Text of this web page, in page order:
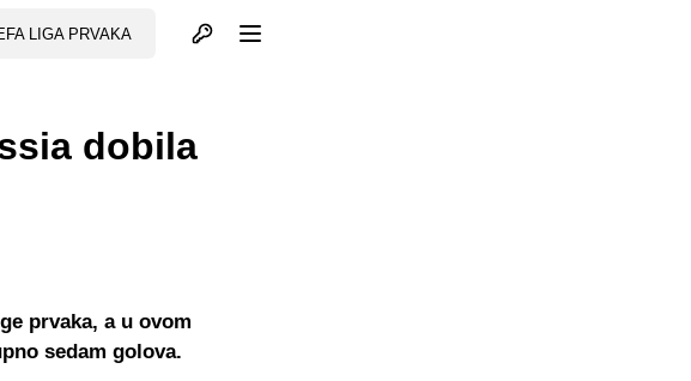
LIGA PRVAKA Otvori profil
dobila
prvaka, a u ovom
sedam golova.